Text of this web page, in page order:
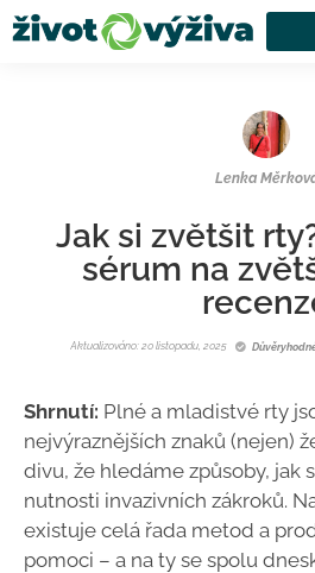
Lenka
Jak si zvětšit
sérum na
Aktualizováno: 20 listopadu, 2025
Shrnutí: Plné a mladistvé rty
nejvýraznějších znaků (nejen)
divu, že hledáme způsoby, jak
nutnosti invazivních zákroků.
existuje celá řada metod a
pomoci – a na ty se spolu